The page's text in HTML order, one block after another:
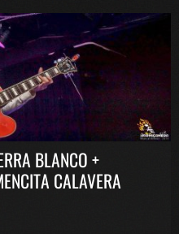
BLANCO +
CALAVERA